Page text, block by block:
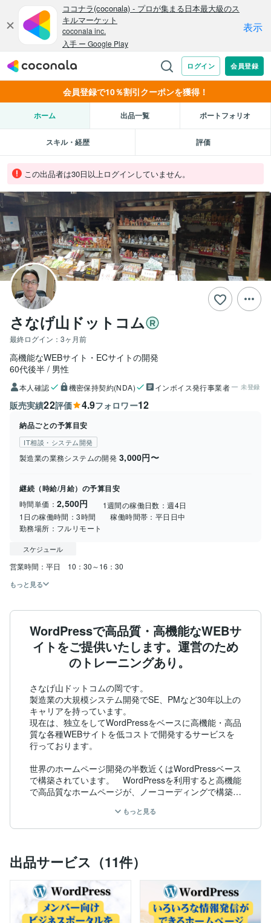
会員登録で10％割引クーポンを獲得！
ホーム 出品一覧 ポートフォリオ
スキル・経歴 評価
この出品者は30日以上ログインしていません。
さなげ山ドットコム
最終ログイン： 3ヶ月前
高機能なWEBサイト・ECサイトの開発
60代後半
男性
本人確認 機密保持契約(NDA) インボイス発行事業者 未登録
販売実績22評価 4.9フォロワー12
納品ごとの予算目安
IT相談・システム開発
製造業の業務システムの開発 3,000円〜
継続（時給/月給）の予算目安
時間単価： 2,500円 1週間の稼働日数：週4日
1日の稼働時間：3時間 稼働時間帯： 平日日中
勤務場所： フルリモート
スケジュール
営業時間：平日　10：30～16：30
もっと見る
WordPressで高品質・高機能なWEBサ
イトをご提供いたします。運営のため
のトレーニングあり。
さなげ山ドットコムの岡です。
製造業の大規模システム開発でSE、PMなど30年以上の
キャリアを持っています。
現在は、独立をしてWordPressをベースに高機能・高品
質な各種WEBサイトを低コストで開発するサービスを
行っております。
世界のホームページ開発の半数近くはWordPressベース
で構築されています。　WordPressを利用すると高機能
で高品質なホームページが、ノーコーディングで構築で
ショッピングサイト、ビジネスサイト、予約サイト、レ
様にご提供いたします。
機能追加や機能の組み合わせもお客様のご要望に応じて
自由に行えます。　スマホ対応、SEO対応なども含ま
れています。
もっと見る
出品サービス（11件）